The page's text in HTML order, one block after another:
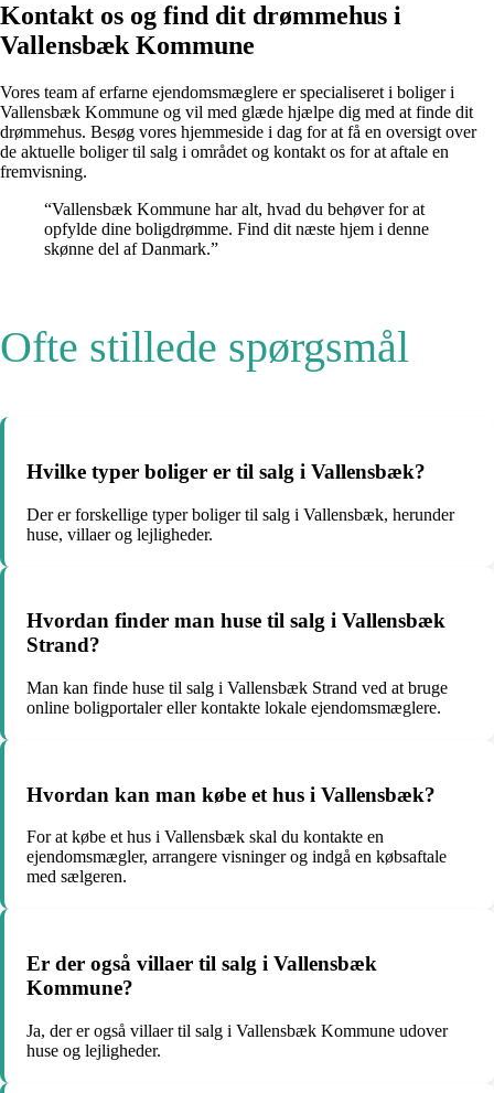
Kontakt os og find dit drømmehus i
Vallensbæk Kommune
Vores team af erfarne ejendomsmæglere er specialiseret i boliger i
Vallensbæk Kommune og vil med glæde hjælpe dig med at finde dit
drømmehus. Besøg vores hjemmeside i dag for at få en oversigt over
de aktuelle boliger til salg i området og kontakt os for at aftale en
fremvisning.
“Vallensbæk Kommune har alt, hvad du behøver for at
opfylde dine boligdrømme. Find dit næste hjem i denne
skønne del af Danmark.”
Ofte stillede spørgsmål
Hvilke typer boliger er til salg i Vallensbæk?
Der er forskellige typer boliger til salg i Vallensbæk, herunder
huse, villaer og lejligheder.
Hvordan finder man huse til salg i Vallensbæk
Strand?
Man kan finde huse til salg i Vallensbæk Strand ved at bruge
online boligportaler eller kontakte lokale ejendomsmæglere.
Hvordan kan man købe et hus i Vallensbæk?
For at købe et hus i Vallensbæk skal du kontakte en
ejendomsmægler, arrangere visninger og indgå en købsaftale
med sælgeren.
Er der også villaer til salg i Vallensbæk
Kommune?
Ja, der er også villaer til salg i Vallensbæk Kommune udover
huse og lejligheder.